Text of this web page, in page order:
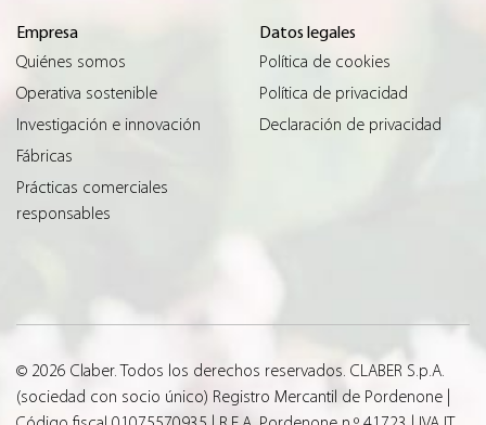
Empresa
Quiénes somos
Operativa sostenible
Investigación e innovación
Fábricas
Prácticas comerciales
responsables
Datos legales
Política de cookies
Política de privacidad
Declaración de privacidad
© 2026 Claber. Todos los derechos reservados. CLABER S.p.A.
(sociedad con socio único) Registro Mercantil de Pordenone |